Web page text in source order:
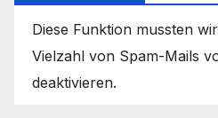
Diese Funktion mussten
Vielzahl von Spam-Mails
deaktivieren.